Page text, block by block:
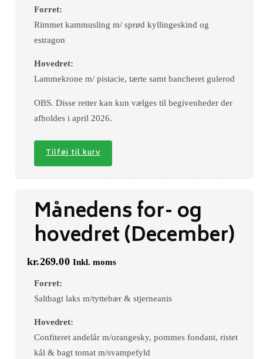
Forret:
Rimmet kammusling m/ sprød kyllingeskind og
estragon
Hovedret:
Lammekrone m/ pistacie, tærte samt bancheret gulerod
OBS. Disse retter kan kun vælges til begivenheder der
afholdes i april 2026.
Tilføj til kurv
Månedens for- og
hovedret (December)
kr.269.00 Inkl. moms
Forret:
Saltbagt laks m/tyttebær & stjerneanis
Hovedret:
Confiteret andelår m/orangesky, pommes fondant, ristet
kål & bagt tomat m/svampefyld